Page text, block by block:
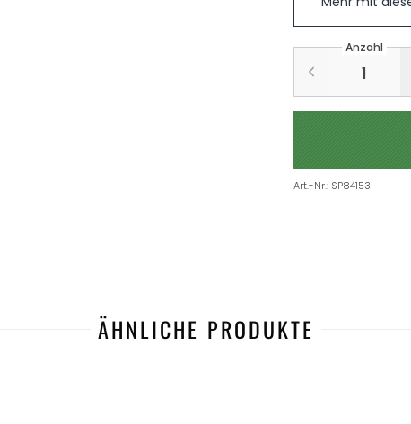
Anzahl
Art.-Nr.: SP84153
ÄHNLICHE PRODUKTE